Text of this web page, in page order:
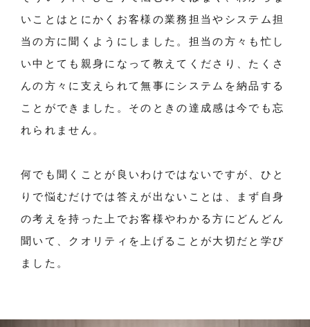
いことはとにかくお客様の業務担当やシステム担
当の方に聞くようにしました。担当の方々も忙し
い中とても親身になって教えてくださり、たくさ
んの方々に支えられて無事にシステムを納品する
ことができました。そのときの達成感は今でも忘
れられません。
何でも聞くことが良いわけではないですが、ひと
りで悩むだけでは答えが出ないことは、まず自身
の考えを持った上でお客様やわかる方にどんどん
聞いて、クオリティを上げることが大切だと学び
ました。